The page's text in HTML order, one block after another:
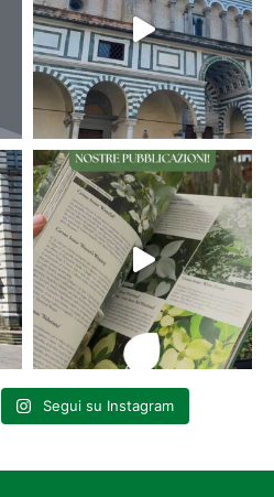
Immigrazione. Cambiare tutto(2018);5
sull’immigrazione(2018) eLa spirale
non ha futuro(2020).
Segui su Instagram